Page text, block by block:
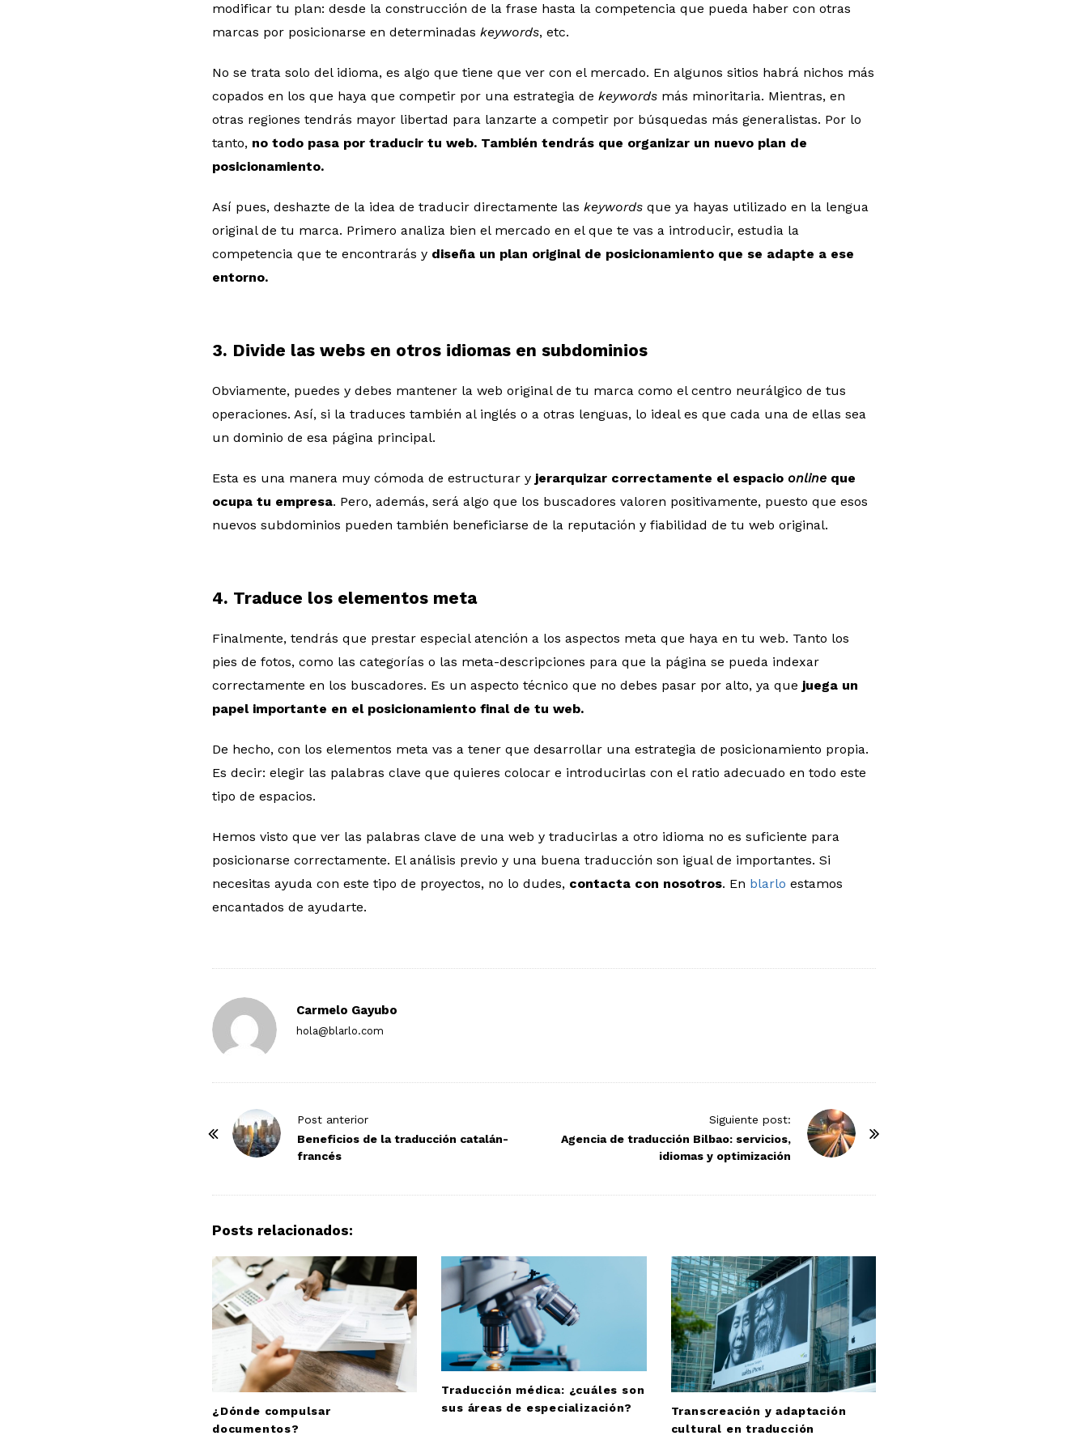
modificar tu plan: desde la construcción de la frase hasta la competencia que pueda haber con otras
marcas por posicionarse en determinadas keywords, etc.
No se trata solo del idioma, es algo que tiene que ver con el mercado. En algunos sitios habrá nichos más
copados en los que haya que competir por una estrategia de keywords más minoritaria. Mientras, en
otras regiones tendrás mayor libertad para lanzarte a competir por búsquedas más generalistas. Por lo
tanto, no todo pasa por traducir tu web. También tendrás que organizar un nuevo plan de
posicionamiento.
Así pues, deshazte de la idea de traducir directamente las keywords que ya hayas utilizado en la lengua
original de tu marca. Primero analiza bien el mercado en el que te vas a introducir, estudia la
competencia que te encontrarás y diseña un plan original de posicionamiento que se adapte a ese
entorno.
3. Divide las webs en otros idiomas en subdominios
Obviamente, puedes y debes mantener la web original de tu marca como el centro neurálgico de tus
operaciones. Así, si la traduces también al inglés o a otras lenguas, lo ideal es que cada una de ellas sea
un dominio de esa página principal.
Esta es una manera muy cómoda de estructurar y jerarquizar correctamente el espacio online que
ocupa tu empresa. Pero, además, será algo que los buscadores valoren positivamente, puesto que esos
nuevos subdominios pueden también beneficiarse de la reputación y fiabilidad de tu web original.
4. Traduce los elementos meta
Finalmente, tendrás que prestar especial atención a los aspectos meta que haya en tu web. Tanto los
pies de fotos, como las categorías o las meta-descripciones para que la página se pueda indexar
correctamente en los buscadores. Es un aspecto técnico que no debes pasar por alto, ya que juega un
papel importante en el posicionamiento final de tu web.
De hecho, con los elementos meta vas a tener que desarrollar una estrategia de posicionamiento propia.
Es decir: elegir las palabras clave que quieres colocar e introducirlas con el ratio adecuado en todo este
tipo de espacios.
Hemos visto que ver las palabras clave de una web y traducirlas a otro idioma no es suficiente para
posicionarse correctamente. El análisis previo y una buena traducción son igual de importantes. Si
necesitas ayuda con este tipo de proyectos, no lo dudes, contacta con nosotros. En blarlo estamos
encantados de ayudarte.
Carmelo Gayubo
hola@blarlo.com
Post anterior
Beneficios de la traducción catalán-
francés
Siguiente post:
Agencia de traducción Bilbao: servicios,
idiomas y optimización
Posts relacionados:
¿Dónde compulsar
documentos?
Traducción médica: ¿cuáles son
sus áreas de especialización?
Transcreación y adaptación
cultural en traducción